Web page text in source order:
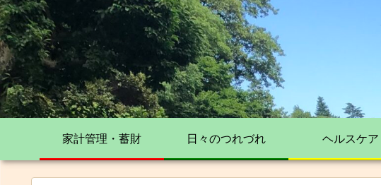
家計管理・蓄財 日々のつれづれ ヘルスケア